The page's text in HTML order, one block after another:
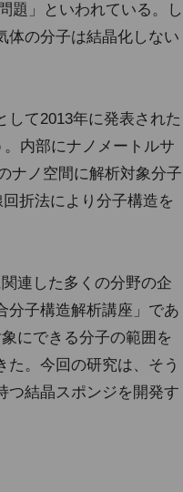
題」といわれている。し
体の分子は結晶化しない
て2013年に発表された
内部にナノメートルサ
ナノ空間に解析対象分子
折法により分子構造を
連した多くの分野の企
分子構造解析講座」であ
にできる分子の範囲を
。今回の研究は、そう
つ結晶スポンジを開発す